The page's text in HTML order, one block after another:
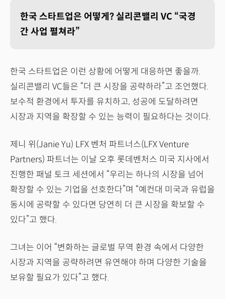
한국 스타트업은 어떻게? 실리콘밸리 VC “국경
간 사업 펼쳐라”
한국 스타트업은 이런 상황에 어떻게 대응하면 좋을까.
실리콘밸리 VC들은 “더 큰 시장을 공략하라”고 조언했다.
보수적 환경에서 투자를 유치하고, 성공에 도달하려면
시장과 지역을 확장할 수 있는 능력이 필요하다는 것이다.
제니 위(Janie Yu) LFX 벤처 파트너스(LFX Venture
Partners) 파트너는 이날 오후 롯데벤처스 미국 지사에서
진행한 패널 토크 세션에서 “우리는 하나의 시장을 넘어
확장할 수 있는 기업을 선호한다”며 “예컨대 미국과 유럽을
동시에 공략할 수 있다면 당연히 더 큰 시장을 확보할 수
있다”고 했다.
그녀는 이어 “변화하는 글로벌 무역 환경 속에서 다양한
시장과 지역을 공략하려면 유연해야 하며 다양한 기술을
보유할 필요가 있다”고 했다.